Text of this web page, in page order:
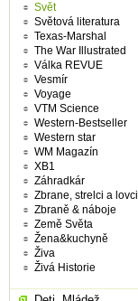
Svět
Světová literatura
Texas-Marshal
The War Illustrated
Válka REVUE
Vesmír
Voyage
VTM Science
Western-Bestseller
Western star
WM Magazín
XB1
Záhradkár
Zbrane, strelci a lovci
Zbraně & náboje
Země Světa
Žena&kuchyně
Živa
Živá Historie